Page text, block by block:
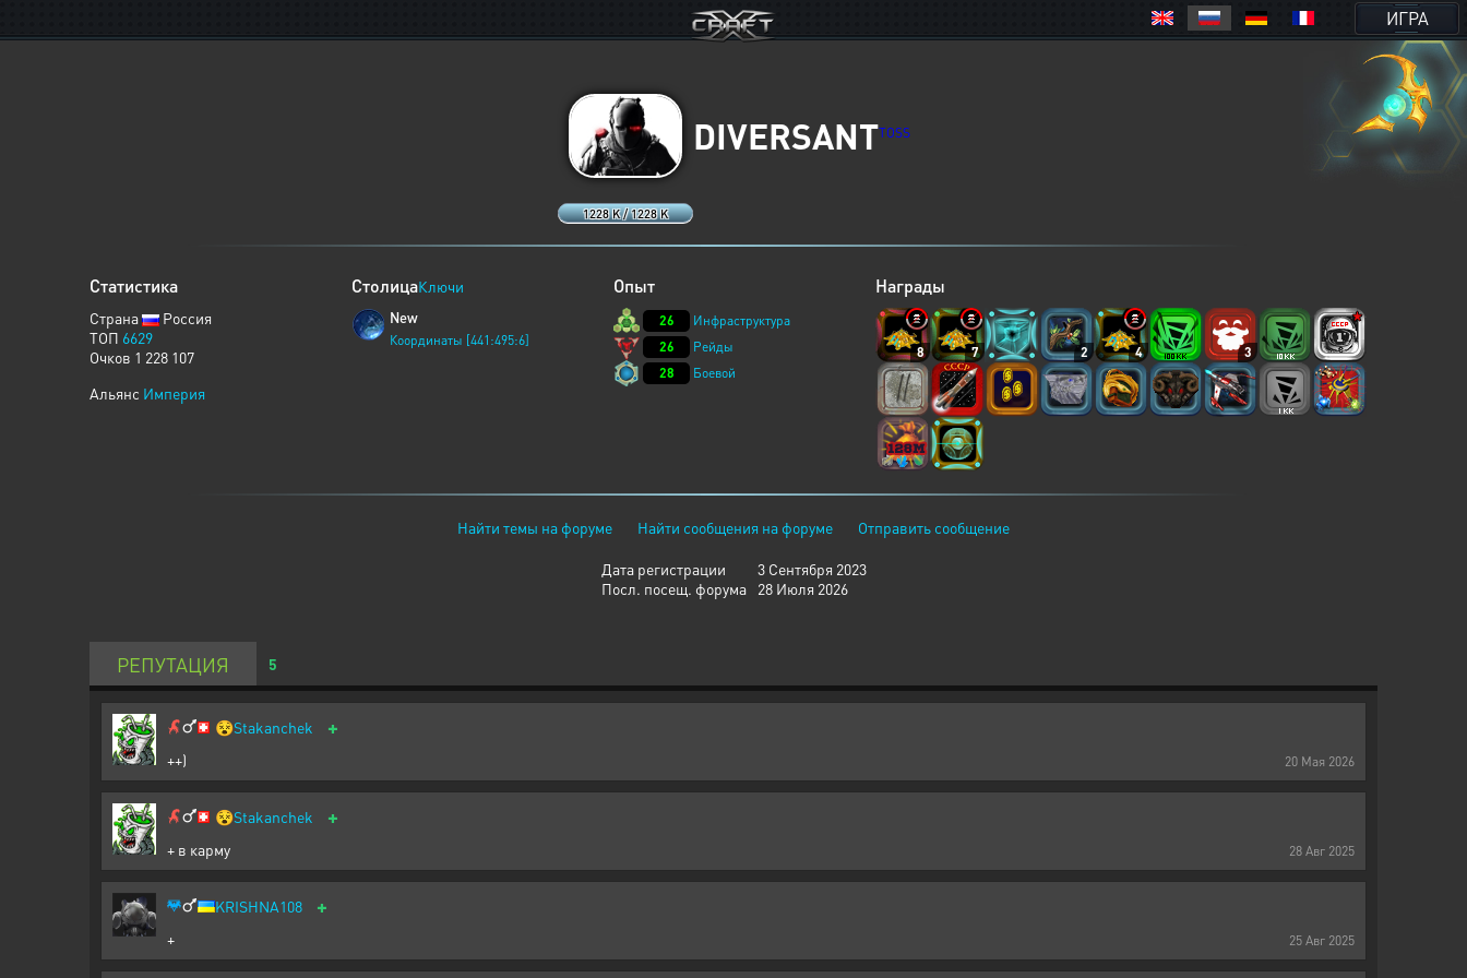
ИГРА
1228 K / 1228 K
DIVERSANTTOSS
Статистика
Страна
Россия
ТОП 6629
Очков 1 228 107
Альянс Империя
СтолицаКлючи
New
Координаты [441:495:6]
Опыт
26
Инфраструктура
26
Рейды
28
Боевой
Награды
8 7 2 4 3
Найти темы на форуме Найти сообщения на форуме Отправить сообщение
Дата регистрации
3 Сентября 2023
Посл. посещ. форума
28 Июля 2026
РЕПУТАЦИЯ 5
20 Мая 2026
😵Stakanchek +
++)
28 Авг 2025
😵Stakanchek +
+ в карму
25 Авг 2025
KRISHNA108 +
+